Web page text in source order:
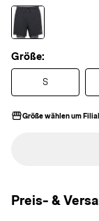
Größe:
S
Größe wählen um
Preis- &